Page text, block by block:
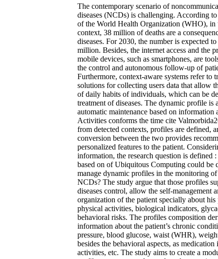
The contemporary scenario of
diseases (NCDs) is challenging. According
of the World Health Organization (WHO), in
context, 38 million of deaths are a
diseases. For 2030, the number is expected
million. Besides, the internet access and the
mobile devices, such as smartphones, are
the control and autonomous follow-up of
Furthermore, context-aware systems refer to
solutions for collecting users data that allow
of daily habits of individuals, which can be
treatment of diseases. The dynamic profile is
automatic maintenance based on information
Activities conforms the time cite
from detected contexts, profiles are defined,
conversion between the two provides
personalized features to the patient.
information, the research question is defined
based on of Ubiquitous Computing could be
manage dynamic profiles in the monitoring
NCDs? The study argue that those profiles
diseases control, allow the self-management
organization of the patient specially about
physical activities, biological indicators,
behavioral risks. The profiles composition
information about the patient’s chronic
pressure, blood glucose, waist (WHR),
besides the behavioral aspects, as
activities, etc. The study aims to create a